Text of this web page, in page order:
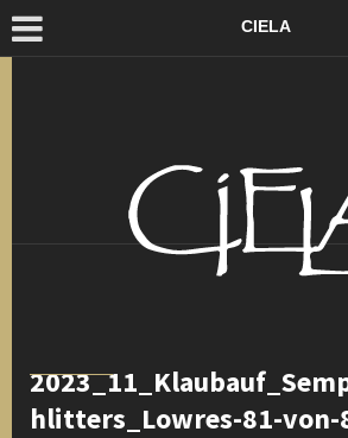
CIELA
hlitters_Lowres-81-von-